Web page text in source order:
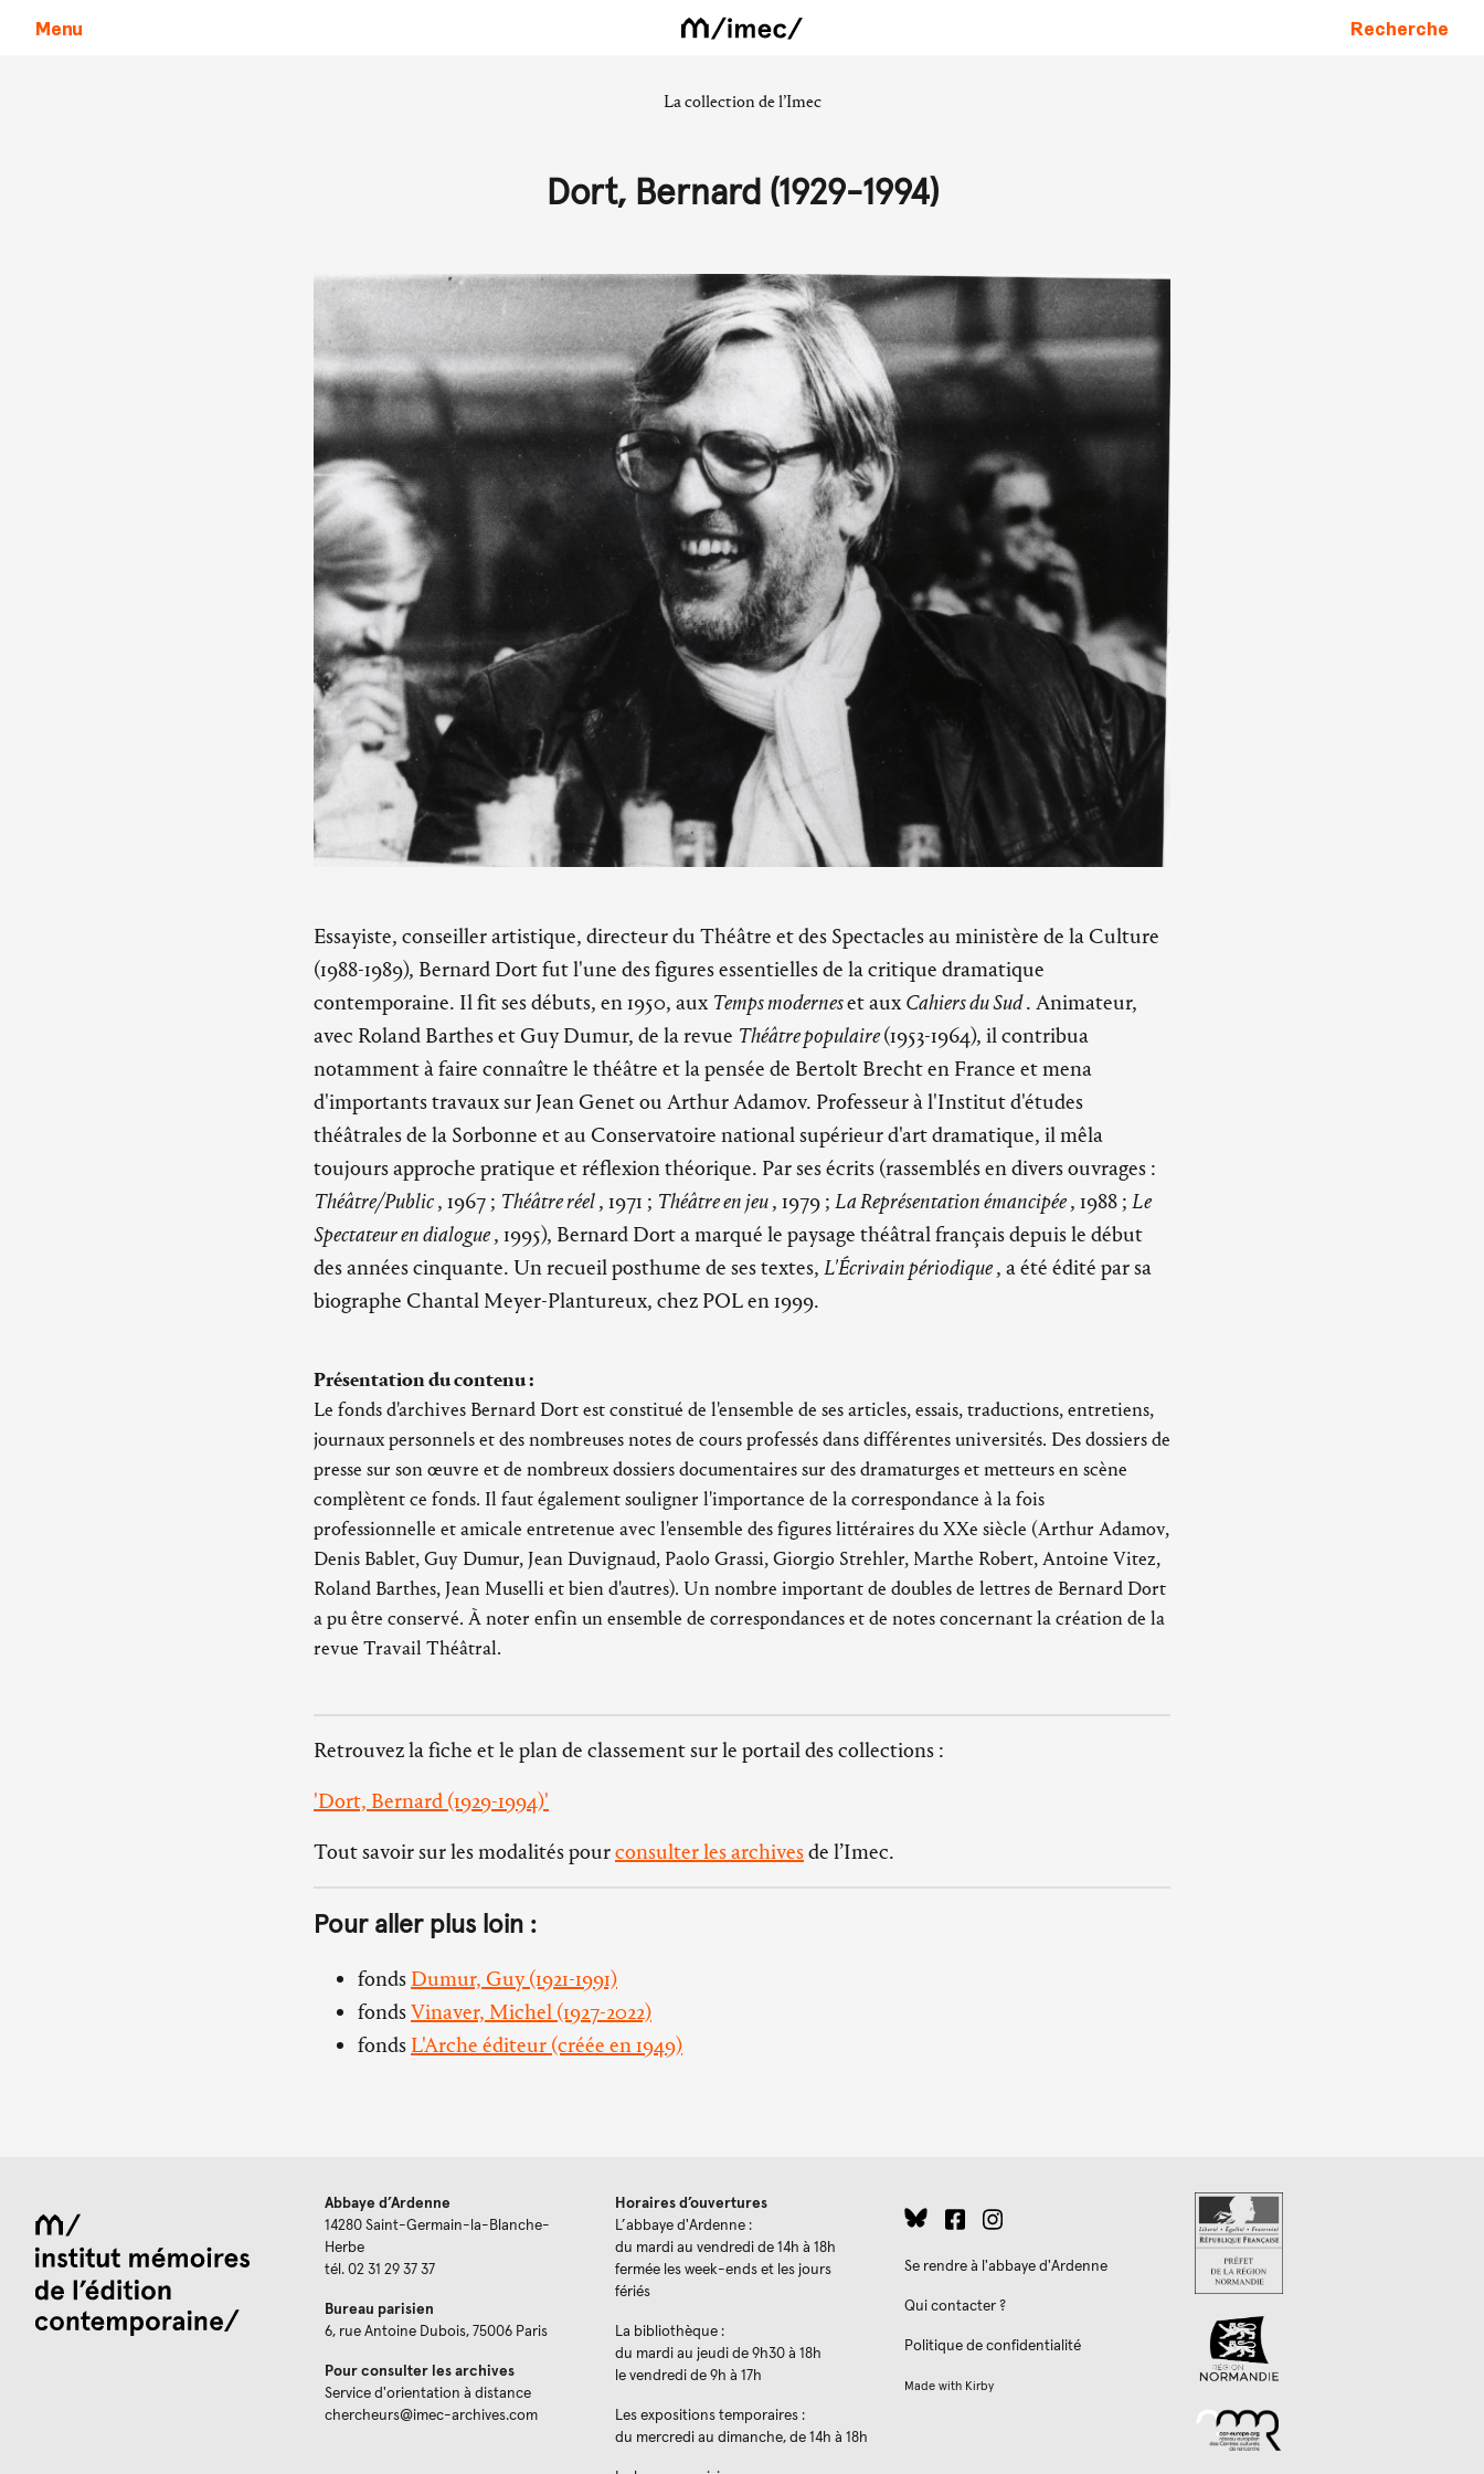
Menu Recherche
La collection de l’Imec
Dort, Bernard (1929-1994)
Essayiste, conseiller artistique, directeur du Théâtre et des Spectacles au ministère de la Culture
(1988-1989), Bernard Dort fut l'une des figures essentielles de la critique dramatique
contemporaine. Il fit ses débuts, en 1950, aux Temps moderneset aux Cahiers du Sud. Animateur,
avec Roland Barthes et Guy Dumur, de la revue Théâtre populaire(1953-1964), il contribua
notamment à faire connaître le théâtre et la pensée de Bertolt Brecht en France et mena
d'importants travaux sur Jean Genet ou Arthur Adamov. Professeur à l'Institut d'études
théâtrales de la Sorbonne et au Conservatoire national supérieur d'art dramatique, il mêla
toujours approche pratique et réflexion théorique. Par ses écrits (rassemblés en divers ouvrages :
Théâtre/Public, 1967 ; Théâtre réel, 1971 ; Théâtre en jeu, 1979 ; La Représentation émancipée, 1988 ; Le
Spectateur en dialogue, 1995), Bernard Dort a marqué le paysage théâtral français depuis le début
des années cinquante. Un recueil posthume de ses textes, L'Écrivain périodique, a été édité par sa
biographe Chantal Meyer-Plantureux, chez POL en 1999.
Présentation du contenu :
Le fonds d'archives Bernard Dort est constitué de l'ensemble de ses articles, essais, traductions, entretiens,
journaux personnels et des nombreuses notes de cours professés dans différentes universités. Des dossiers de
presse sur son œuvre et de nombreux dossiers documentaires sur des dramaturges et metteurs en scène
complètent ce fonds. Il faut également souligner l'importance de la correspondance à la fois
professionnelle et amicale entretenue avec l'ensemble des figures littéraires du XXe siècle (Arthur Adamov,
Denis Bablet, Guy Dumur, Jean Duvignaud, Paolo Grassi, Giorgio Strehler, Marthe Robert, Antoine Vitez,
Roland Barthes, Jean Muselli et bien d'autres). Un nombre important de doubles de lettres de Bernard Dort
a pu être conservé. À noter enfin un ensemble de correspondances et de notes concernant la création de la
revue Travail Théâtral.
Retrouvez la fiche et le plan de classement sur le portail des collections :
'Dort, Bernard (1929-1994)'
Tout savoir sur les modalités pourconsulter les archivesde l’Imec.
Pour aller plus loin :
fonds Dumur, Guy (1921-1991)
fondsVinaver, Michel (1927-2022)
fonds L'Arche éditeur (créée en 1949)
Abbaye d’Ardenne
14280 Saint-Germain-la-Blanche-
Herbe
tél. 02 31 29 37 37
Bureau parisien
6, rue Antoine Dubois, 75006 Paris
Pour consulter les archives
Service d'orientation à distance
chercheurs@imec-archives.com
Horaires d’ouvertures
L’abbaye d'Ardenne :
du mardi au vendredi de 14h à 18h
fermée les week-ends et les jours
fériés
La bibliothèque :
du mardi au jeudi de 9h30 à 18h
le vendredi de 9h à 17h
Les expositions temporaires :
du mercredi au dimanche, de 14h à 18h
Se rendre à l'abbaye d'Ardenne
Qui contacter ?
Politique de confidentialité
Made with Kirby